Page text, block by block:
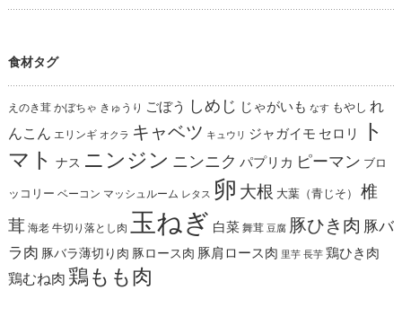
食材タグ
えのき茸 かぼちゃ きゅうり ごぼう しめじ じゃがいも なす もやし れ
んこん エリンギ オクラ キャベツ キュウリ ジャガイモ セロリ
ト
マト
ナス ニンジン ニンニク パプリカ ピーマン ブロ
ッコリー ベーコン マッシュルーム レタス 卵 大根 大葉（青じそ）
椎
茸 海老 牛切り落とし肉 玉ねぎ 白菜 舞茸 豆腐 豚ひき肉 豚バ
ラ肉 豚バラ薄切り肉 豚ロース肉 豚肩ロース肉 里芋 長芋 鶏ひき肉
鶏むね肉 鶏もも肉